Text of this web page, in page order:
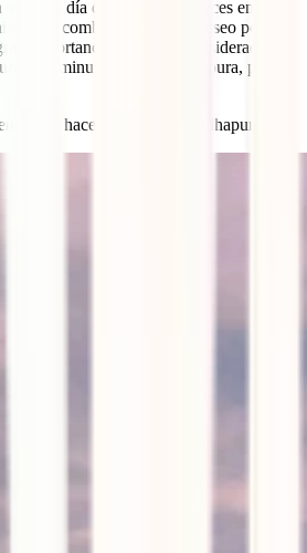
el día de antes y amaneces en
a combinarlo con un paseo por
importancia histórica, considerado la
20 minutos de Anuradhapura, para
hacer base en Anuradhapura.